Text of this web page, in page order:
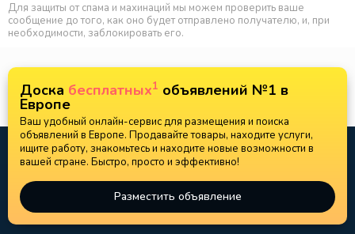
Для защиты от спама и махинаций мы можем проверить ваше
сообщение до того, как оно будет отправлено получателю, и, при
необходимости, заблокировать его.
Доска бесплатных1 объявлений №1 в
Европе
Ваш удобный онлайн-сервис для размещения и поиска
объявлений в Европе. Продавайте товары, находите услуги,
ищите работу, знакомьтесь и находите новые возможности в
вашей стране. Быстро, просто и эффективно!
Разместить объявление